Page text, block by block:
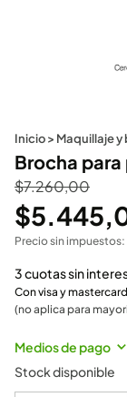
Inicio> Maquillaje y
Brocha
$7.260,00
$
Precio sin impuestos:
3 cuotas sin
Con visa y mastercard
(no aplica para
Medios de pago
Stock disponible